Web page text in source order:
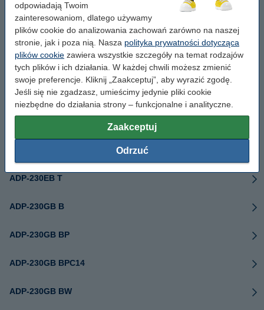
odpowiadają Twoim
zainteresowaniom, dlatego używamy
plików cookie do analizowania zachowań zarówno na naszej
stronie, jak i poza nią. Nasza polityka prywatności dotycząca
plików cookie zawiera wszystkie szczegóły na temat rodzajów
tych plików i ich działania. W każdej chwili możesz zmienić
swoje preferencje. Kliknij „Zaakceptuj”, aby wyrazić zgodę.
Jeśli się nie zgadzasz, umieścimy jedynie pliki cookie
niezbędne do działania strony – funkcjonalne i analityczne.
Zaakceptuj
Odrzuć
0A001-01120000
0A001-01120100
A18-150P1A
ADP-150CH B
ADP-230EB T
ADP-230GB B
ADP-230GB BP
ADP-230GB BPC14
ADP-230GB BW